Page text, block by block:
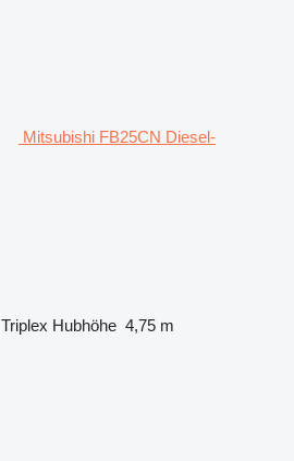
Mitsubishi FB25CN Diesel-
Triplex Hubhöhe 4,75 m